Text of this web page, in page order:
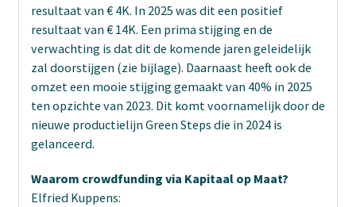
resultaat van € 4K. In 2025 was dit een positief
resultaat van € 14K. Een prima stijging en de
verwachting is dat dit de komende jaren geleidelijk
zal doorstijgen (zie bijlage). Daarnaast heeft ook de
omzet een mooie stijging gemaakt van 40% in 2025
ten opzichte van 2023. Dit komt voornamelijk door de
nieuwe productielijn Green Steps die in 2024 is
gelanceerd.
Waarom crowdfunding via Kapitaal op Maat?
Elfried Kuppens: